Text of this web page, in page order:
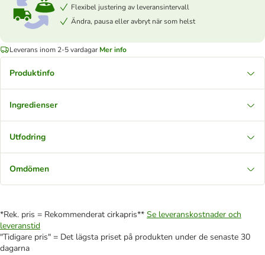
Flexibel justering av leveransintervall
Ändra, pausa eller avbryt när som helst
Leverans inom 2-5 vardagar Mer info
Produktinfo
Ingredienser
Utfodring
Omdömen
*Rek. pris = Rekommenderat cirkapris** Se leveranskostnader och
leveranstid
"Tidigare pris" = Det lägsta priset på produkten under de senaste 30
dagarna